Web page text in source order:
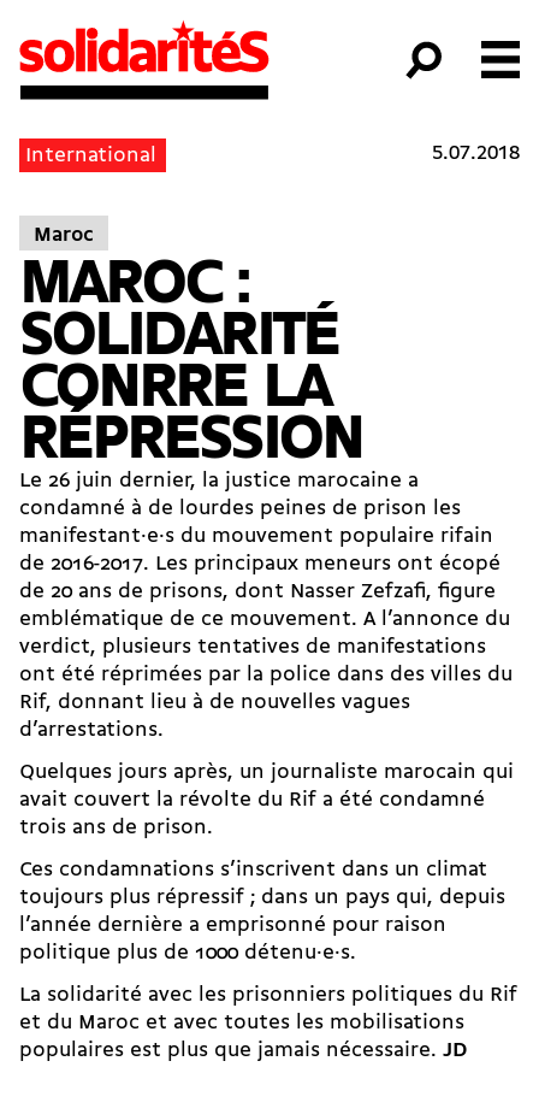
International 5.07.2018
Maroc
MAROC :
SOLIDARITÉ
CONRRE LA
RÉPRESSION
Le 26 juin dernier, la justice marocaine a
condamné à de lourdes peines de prison les
manifestant·e·s du mouvement populaire rifain
de 2016-2017. Les principaux meneurs ont écopé
de 20 ans de prisons, dont Nasser Zefzafi, figure
emblématique de ce mouvement. A l’annonce du
verdict, plusieurs tentatives de manifestations
ont été réprimées par la police dans des villes du
Rif, donnant lieu à de nouvelles vagues
d’arrestations.
Quelques jours après, un journaliste marocain qui
avait couvert la révolte du Rif a été condamné
trois ans de prison.
Ces condamnations s’inscrivent dans un climat
toujours plus répressif ; dans un pays qui, depuis
l’année dernière a emprisonné pour raison
politique plus de 1000 détenu·e·s.
La solidarité avec les prisonniers politiques du Rif
et du Maroc et avec toutes les mobilisations
populaires est plus que jamais nécessaire. JD